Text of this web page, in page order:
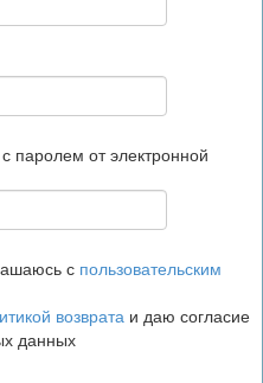
паролем от электронной
с пользовательским
возврата и даю согласие
данных